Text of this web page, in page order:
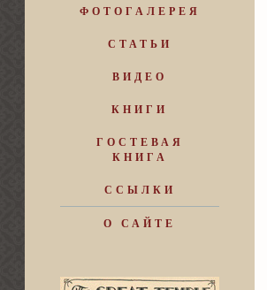
ФОТОГАЛЕРЕЯ
СТАТЬИ
ВИДЕО
КНИГИ
ГОСТЕВАЯ
КНИГА
ССЫЛКИ
О САЙТЕ